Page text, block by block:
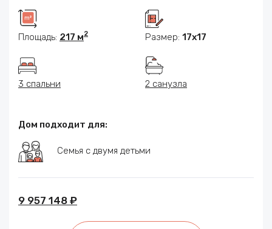
Площадь: 217 м2 Размер: 17x17
3 спальни 2 санузла
Дом подходит для:
Семья с двумя детьми
9 957 148 ₽